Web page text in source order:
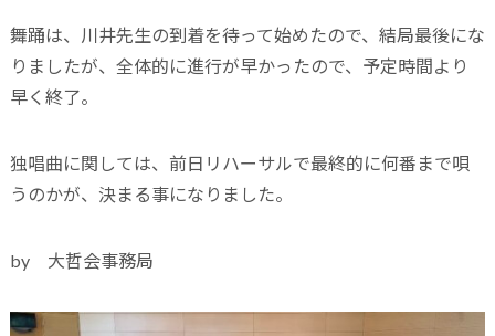
舞踊は、川井先生の到着を待って始めたので、結局最後にな
りましたが、全体的に進行が早かったので、予定時間より
早く終了。
独唱曲に関しては、前日リハーサルで最終的に何番まで唄
うのかが、決まる事になりました。
by 大哲会事務局